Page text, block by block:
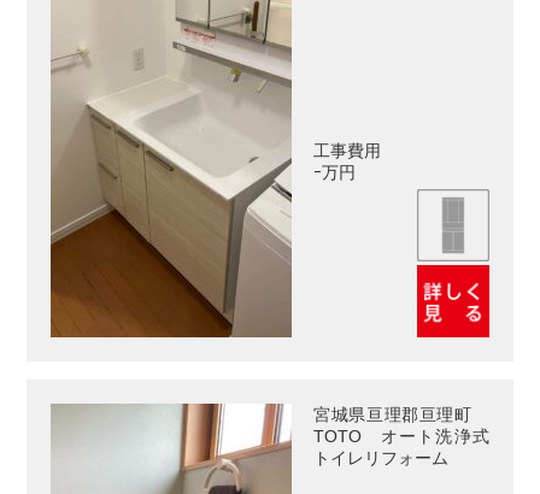
工事費用
ｰ万円
宮城県亘理郡亘理町
TOTO オート洗浄式
トイレリフォーム